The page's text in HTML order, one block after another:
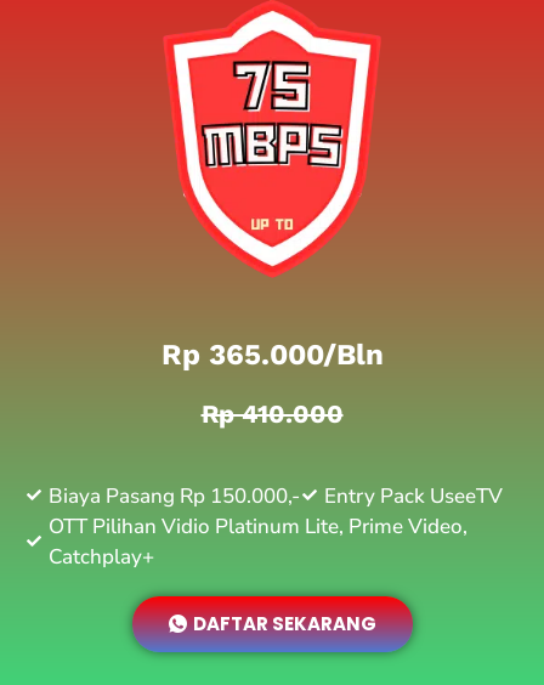
Rp 365.000/bln
Rp 410.000
Biaya Pasang Rp 150.000,-
Entry Pack UseeTV
OTT Pilihan Vidio Platinum Lite, Prime Video,
Catchplay+
DAFTAR SEKARANG